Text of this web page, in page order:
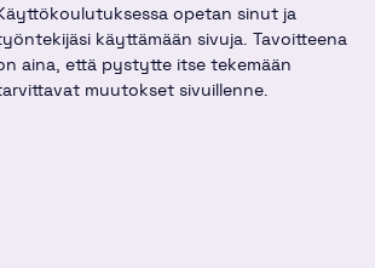
opetan sinut ja
käyttämään sivuja. Tavoitteena
aina, että pystytte itse tekemään
muutokset sivuillenne.